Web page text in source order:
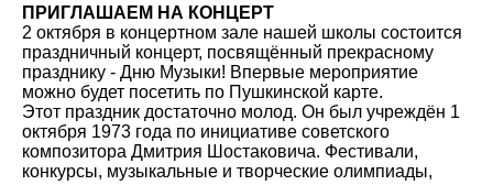
ПРИГЛАШАЕМ НА КОНЦЕРТ
2 октября в концертном зале нашей школы состоится
праздничный концерт, посвящённый прекрасному
празднику - Дню Музыки! Впервые мероприятие
можно будет посетить по Пушкинской карте.
Этот праздник достаточно молод. Он был учреждён 1
октября 1973 года по инициативе советского
композитора Дмитрия Шостаковича. Фестивали,
конкурсы, музыкальные и творческие олимпиады,